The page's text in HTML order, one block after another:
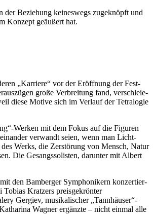
der Be­zie­hung kei­nes­wegs zu­ge­knöpft und
Kon­zept ge­äu­ßert hat.
„Kar­rie­re“ vor der Er­öff­nung der Fest­
gro­ße Ver­brei­tung fand, ver­schleie­
die­se Mo­ti­ve sich im Ver­lauf der Te­tra­lo­gie
Werken mit dem Fo­kus auf die Fi­gu­ren
ver­wandt sei­en, wenn man Licht-
Werks, die Zer­stö­rung von Mensch, Na­tur
Die Ge­sangs­so­lis­ten, dar­un­ter mit Al­bert
den Bam­ber­ger Sym­pho­ni­kern kon­zer­tier­
Krat­zers preis­ge­krön­ter
Ger­giev, mu­si­ka­li­scher „Tannhäuser“-
Wag­ner er­gänz­te – nicht ein­mal alle